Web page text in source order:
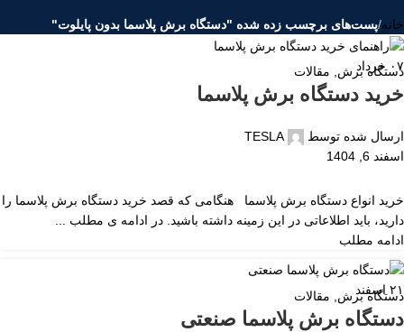
خانه/پست‌های برچسب زده شده "دستگاه برش پلاسما بدون پایلوت"
۰۷ خرداد
دستگاه برش مقالات
خرید دستگاه برش پلاسما
ارسال شده توسط
TESLA
اسفند 6, 1404
خرید انواع دستگاه برش پلاسما هنگامی که قصد خرید دستگاه برش پلاسما را
دارید، باید اطلاعاتی در این زمینه داشته باشید. در ادامه ی مطلب ...
ادامه مطلب
۲۱ اسفند
دستگاه برش مقالات
دستگاه برش پلاسما صنعتی